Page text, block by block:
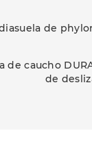
de
de caucho
de